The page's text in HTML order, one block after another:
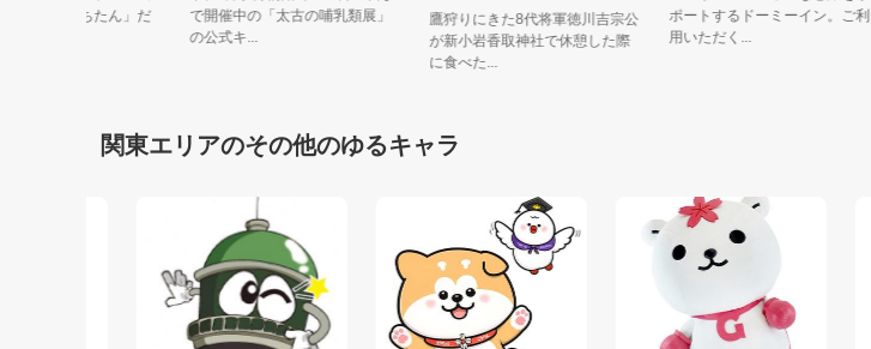
ャラクター「ぱちたん」だ
で開催中の「太古の哺乳類展」
の公式キ...
鷹狩りにきた8代将軍徳川吉宗公
が新小岩香取神社で休憩した際
に食べた...
ポートするドーミーイン。
用いただく...
関東エリアのその他のゆるキャラ